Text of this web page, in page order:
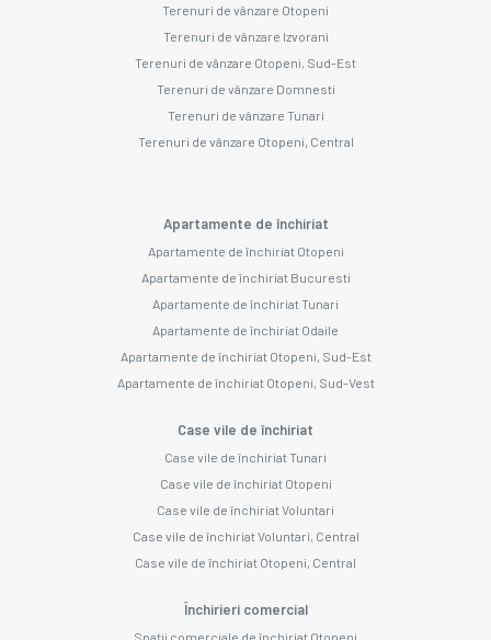
Terenuri de vânzare Otopeni
Terenuri de vânzare Izvorani
Terenuri de vânzare Otopeni, Sud-Est
Terenuri de vânzare Domnesti
Terenuri de vânzare Tunari
Terenuri de vânzare Otopeni, Central
Apartamente de închiriat
Apartamente de închiriat Otopeni
Apartamente de închiriat Bucuresti
Apartamente de închiriat Tunari
Apartamente de închiriat Odaile
Apartamente de închiriat Otopeni, Sud-Est
Apartamente de închiriat Otopeni, Sud-Vest
Case vile de închiriat
Case vile de închiriat Tunari
Case vile de închiriat Otopeni
Case vile de închiriat Voluntari
Case vile de închiriat Voluntari, Central
Case vile de închiriat Otopeni, Central
Închirieri comercial
Spații comerciale de închiriat Otopeni